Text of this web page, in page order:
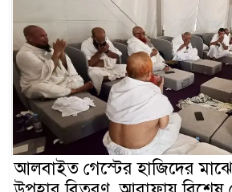
আলবাইত গেস্টের হাজিদের মাঝে